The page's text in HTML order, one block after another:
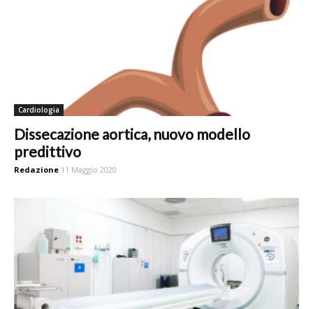
Cardiologia
Dissecazione aortica, nuovo modello
predittivo
Redazione 11 Maggio 2020